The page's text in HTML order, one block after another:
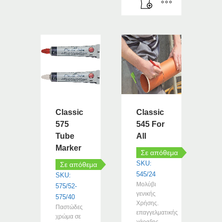
Classic
575
Tube
Marker
Σε απόθεμα
SKU:
575/52-
575/40
Παστώδες
χρώμα σε
Classic
545 For
All
Σε απόθεμα
SKU:
545/24
Μολύβι
γενικής
Χρήσης.
επαγγελματικής